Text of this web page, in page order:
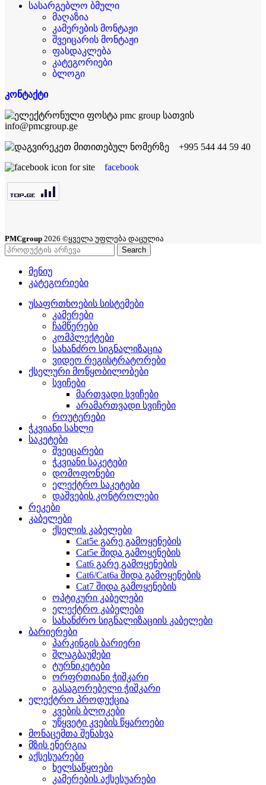
სასარგებლო ბმული
მაღაზია
კამერების მონტაჟი
შვეიცარის მონტაჟი
ფასდაკლება
კატეგორიები
ბლოგი
კონტაქტი
info@pmcgroup.ge
+995 544 44 59 40
facebook
PMCgroup 2026 ©ყველა უფლება დაცულია
Search
მენიუ
კატეგორიები
უსაფრთხოების სისტემები
კამერები
ჩამწერები
კომპლექტები
სახანძრო სიგნალიზაცია
ვიდეო რეგისტრატორები
ქსელური მოწყობილობები
სვიჩები
მართვადი სვიჩები
არამართვადი სვიჩები
როუტერები
ჭკვიანი სახლი
საკეტები
შვეიცარები
ჭკვიანი საკეტები
დომოფონები
ელექტრო საკეტები
დაშვების კონტროლები
რეკები
კაბელები
ქსელის კაბელები
Cat5e გარე გამოყენების
Cat5e შიდა გამოყენების
Cat6 გარე გამოყენების
Cat6/Cat6a შიდა გამოყენების
Cat7 შიდა გამოყენების
ოპტიკური კაბელები
ელექტრო კაბელები
სახანძრო სიგნალიზაციის კაბელები
ბარიერები
პარკინგის ბარიერი
შლაგბაუმები
ტურნიკეტები
ორფრთიანი ჭიშკარი
გასაგორებელი ჭიშკარი
ელექტრო პროდუქცია
კვების ბლოკები
უწყვეტი კვების წყაროები
მონაცემთა შენახვა
მზის ენერგია
აქსესუარები
ხელსაწყოები
კამერების აქსესუარები